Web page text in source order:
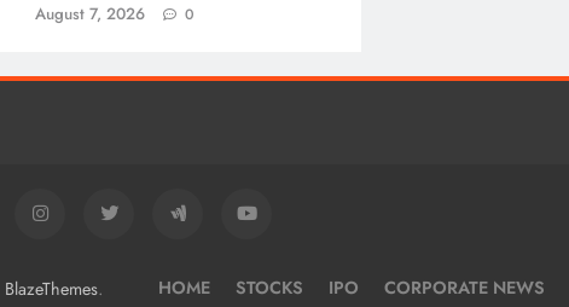
August 7, 2026 0
BlazeThemes. HOME STOCKS IPO CORPORATE NEWS